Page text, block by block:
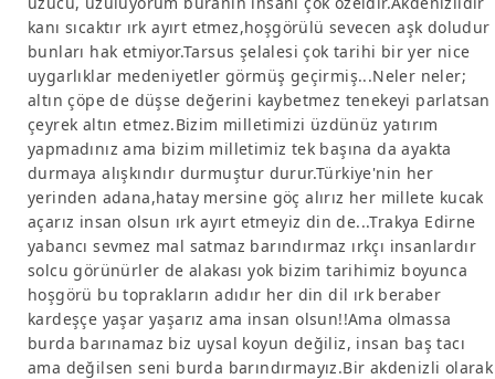
kanı sıcaktır ırk ayırt etmez,hoşgörülü sevecen aşk doludur
bunları hak etmiyor.Tarsus şelalesi çok tarihi bir yer nice
uygarlıklar medeniyetler görmüş geçirmiş...Neler neler;
altın çöpe de düşse değerini kaybetmez tenekeyi parlatsan
çeyrek altın etmez.Bizim milletimizi üzdünüz yatırım
yapmadınız ama bizim milletimiz tek başına da ayakta
durmaya alışkındır durmuştur durur.Türkiye'nin her
yerinden adana,hatay mersine göç alırız her millete kucak
açarız insan olsun ırk ayırt etmeyiz din de...Trakya Edirne
yabancı sevmez mal satmaz barındırmaz ırkçı insanlardır
solcu görünürler de alakası yok bizim tarihimiz boyunca
hoşgörü bu toprakların adıdır her din dil ırk beraber
kardeşçe yaşar yaşarız ama insan olsun!!Ama olmassa
burda barınamaz biz uysal koyun değiliz, insan baş tacı
ama değilsen seni burda barındırmayız.Bir akdenizli olarak